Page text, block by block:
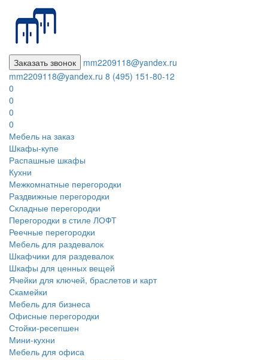
Заказать звонок
mm2209118@yandex.ru
mm2209118@yandex.ru 8 (495) 151-80-12
0
0
0
0
Мебель на заказ
Шкафы-купе
Распашные шкафы
Кухни
Межкомнатные перегородки
Раздвижные перегородки
Складные перегородки
Перегородки в стиле ЛОФТ
Реечные перегородки
Мебель для раздевалок
Шкафчики для раздевалок
Шкафы для ценных вещей
Ячейки для ключей, браслетов и карт
Скамейки
Мебель для бизнеса
Офисные перегородки
Стойки-ресепшен
Мини-кухни
Мебель для офиса